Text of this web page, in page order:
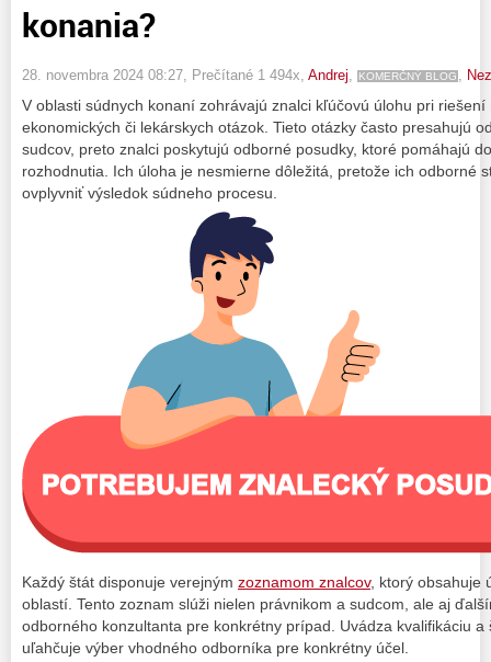
konania?
28. novembra 2024 08:27 , Prečítané 1 494x, Andrej KOMERČNÝ BLOG
V oblasti súdnych konaní zohrávajú znalci kľúčovú úlohu pri riešení
ekonomických či lekárskych otázok. Tieto otázky často presahujú
sudcov, preto znalci poskytujú odborné posudky, ktoré pomáhajú
rozhodnutia. Ich úloha je nesmierne dôležitá, pretože ich odborné
ovplyvniť výsledok súdneho procesu.
Každý štát disponuje verejným zoznamom znalcov, ktorý obsahuje
oblastí. Tento zoznam slúži nielen právnikom a sudcom, ale aj
odborného konzultanta pre konkrétny prípad. Uvádza kvalifikáciu a
uľahčuje výber vhodného odborníka pre konkrétny účel.